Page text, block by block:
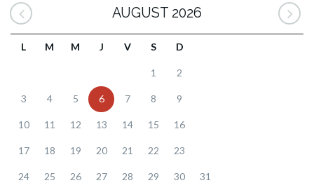
AUGUST 2026
L M M J V S D
1 2
3 4 5 6 7 8 9
10 11 12 13 14 15 16
17 18 19 20 21 22 23
24 25 26 27 28 29 30 31